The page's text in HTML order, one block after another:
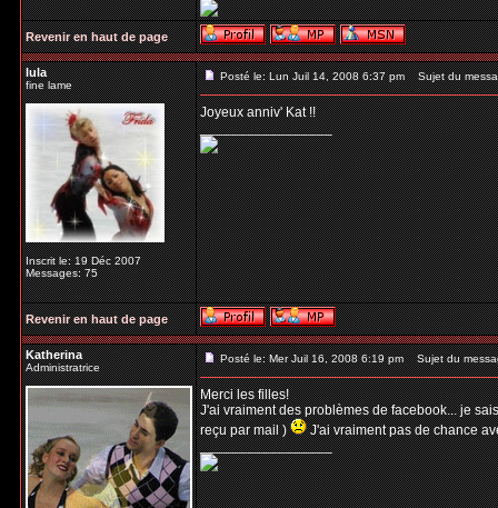
Revenir en haut de page
lula
fine lame
Inscrit le: 19 Déc 2007
Messages: 75
Posté le: Lun Juil 14, 2008 6:37 pm Sujet du
Joyeux anniv' Kat !!
_________________
Revenir en haut de page
Katherina
Administratrice
Posté le: Mer Juil 16, 2008 6:19 pm Sujet du
Merci les filles!
J'ai vraiment des problèmes de facebook... je
reçu par mail )
J'ai vraiment pas de chance
_________________